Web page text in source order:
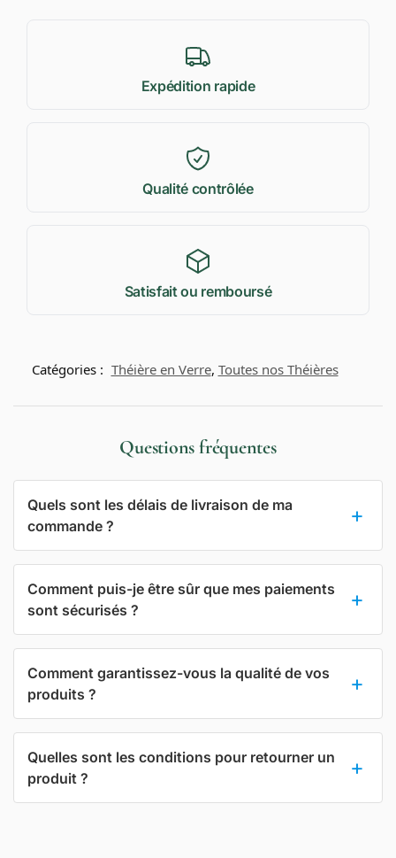
Expédition rapide
Qualité contrôlée
Satisfait ou remboursé
Catégories : Théière en Verre, Toutes nos Théières
Questions fréquentes
Quels sont les délais de livraison de ma
commande ?
Comment puis-je être sûr que mes paiements
sont sécurisés ?
Comment garantissez-vous la qualité de vos
produits ?
Quelles sont les conditions pour retourner un
produit ?